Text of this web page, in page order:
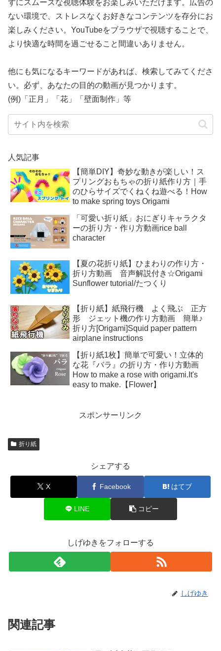
ずにスムーズな視聴体験をお楽しみいただけます。広告の
ない環境で、ストレスなくお好きなコンテンツを存分にお
楽しみください。YouTubeをブラウザで視聴することで、
より快適な時間を過ごせること間違いありません。
他にも気になるキーワードがあれば、検索してみてくださ
い。必ず、あなたの目的の動画が見つかります。
(例)「正月」「花」「壁面制作」等
人気記事
【簡単DIY】奇妙な動きが楽しい！ス
プリングおもちゃの折り紙作り方｜手
のひらサイズでくねくね遊べる！How
to make spring toys Origami
「可愛い折り紙」おにぎりキャラクタ
ーの折り方・作り方動画rice ball
character
【夏の花折り紙】ひまわりの作り方・
折り方動画 音声解説付き☆Origami
Sunflower tutorial/たつくり
【折り紙】紙飛行機 よく飛ぶ 正方
形 ジェット機の作り方動画 簡単♪
折り方[Origami]Squid paper pattern
airplane instructions
【折り紙1枚】簡単で可愛い！立体的
な花『バラ』の折り方・作り方動画
How to make a rose with origami.It's
easy to make.【Flower】
スポンサーリンク
折り紙
シェアする
X Facebook はてブ
LINE コピー
しげゆきをフォローする
しげゆき
関連記事